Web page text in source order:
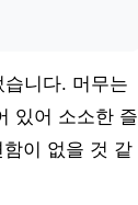
니다. 머무는
있어 소소한 즐
이 없을 것 같